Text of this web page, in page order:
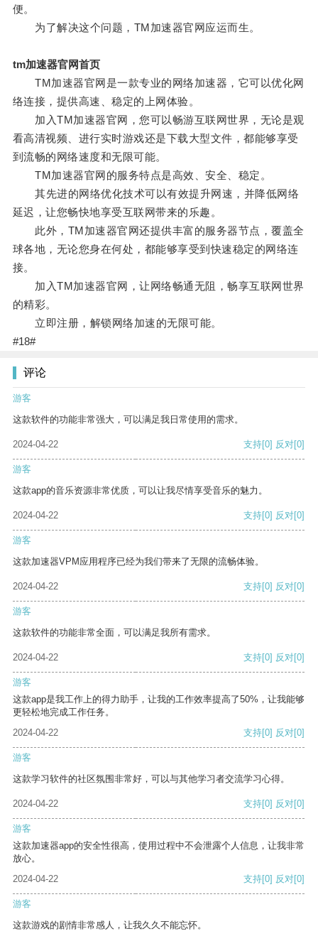
便。
为了解决这个问题，TM加速器官网应运而生。
tm加速器官网首页
TM加速器官网是一款专业的网络加速器，它可以优化网
络连接，提供高速、稳定的上网体验。
加入TM加速器官网，您可以畅游互联网世界，无论是观
看高清视频、进行实时游戏还是下载大型文件，都能够享受
到流畅的网络速度和无限可能。
TM加速器官网的服务特点是高效、安全、稳定。
其先进的网络优化技术可以有效提升网速，并降低网络
延迟，让您畅快地享受互联网带来的乐趣。
此外，TM加速器官网还提供丰富的服务器节点，覆盖全
球各地，无论您身在何处，都能够享受到快速稳定的网络连
接。
加入TM加速器官网，让网络畅通无阻，畅享互联网世界
的精彩。
立即注册，解锁网络加速的无限可能。
#18#
评论
游客
这款软件的功能非常强大，可以满足我日常使用的需求。
2024-04-22 支持[0] 反对[0]
游客
这款app的音乐资源非常优质，可以让我尽情享受音乐的魅力。
2024-04-22 支持[0] 反对[0]
游客
这款加速器VPM应用程序已经为我们带来了无限的流畅体验。
2024-04-22 支持[0] 反对[0]
游客
这款软件的功能非常全面，可以满足我所有需求。
2024-04-22 支持[0] 反对[0]
游客
这款app是我工作上的得力助手，让我的工作效率提高了50%，让我能够
更轻松地完成工作任务。
2024-04-22
支持[0] 反对[0]
游客
这款学习软件的社区氛围非常好，可以与其他学习者交流学习心得。
2024-04-22 支持[0] 反对[0]
游客
这款加速器app的安全性很高，使用过程中不会泄露个人信息，让我非常
放心。
2024-04-22
支持[0] 反对[0]
游客
这款游戏的剧情非常感人，让我久久不能忘怀。